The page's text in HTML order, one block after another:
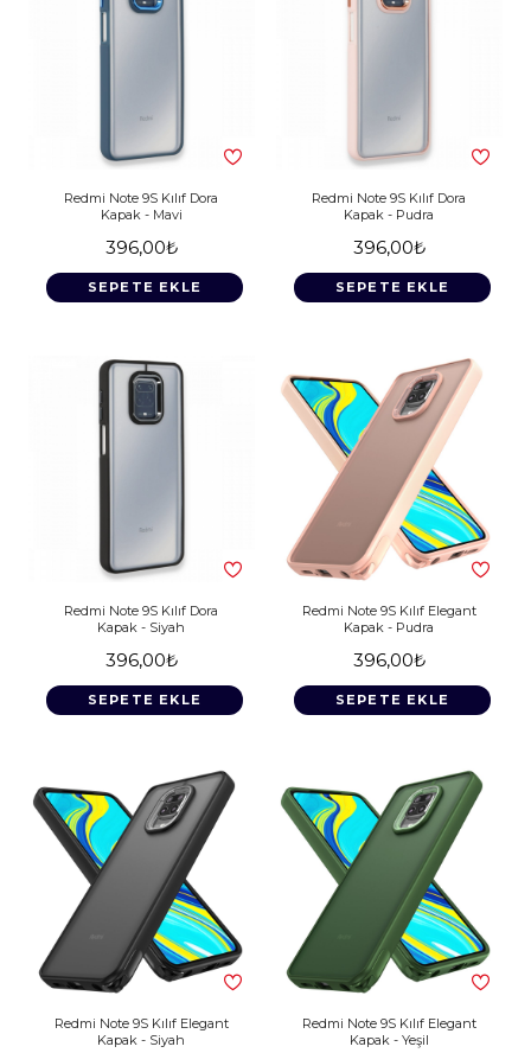
Redmi Note 9S Kılıf Dora
Kapak - Mavi
396,00₺
SEPETE EKLE
Redmi Note 9S Kılıf Dora
Kapak - Pudra
396,00₺
SEPETE EKLE
Redmi Note 9S Kılıf Dora
Kapak - Siyah
396,00₺
SEPETE EKLE
Redmi Note 9S Kılıf Elegant
Kapak - Pudra
396,00₺
SEPETE EKLE
Redmi Note 9S Kılıf Elegant
Kapak - Siyah
Redmi Note 9S Kılıf Elegant
Kapak - Yeşil